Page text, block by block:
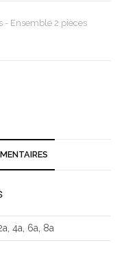
- Ensemble 2 pièces
4a, 6a, 8a